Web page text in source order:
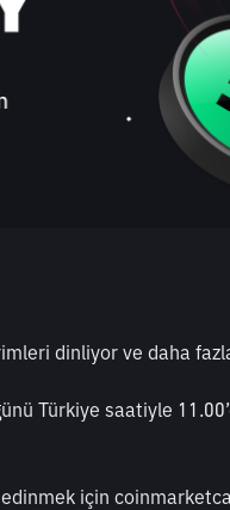
dinliyor ve daha
Türkiye saatiyle
için